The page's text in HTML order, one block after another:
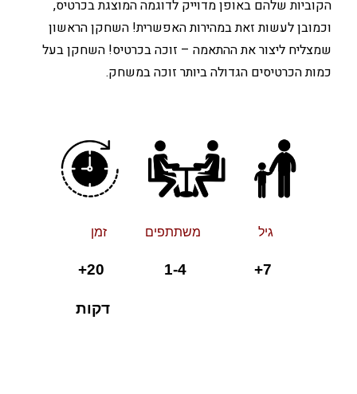
הקוביות שלהם באופן מדוייק לדוגמה המוצגת בכרטיס,
וכמובן לעשות זאת במהירות האפשרית! השחקן הראשון
שמצליח ליצור את ההתאמה – זוכה בכרטיס! השחקן בעל
כמות הכרטיסים הגדולה ביותר זוכה במשחק.
גיל משתתפים זמן
+ 1-4 20+
דקות